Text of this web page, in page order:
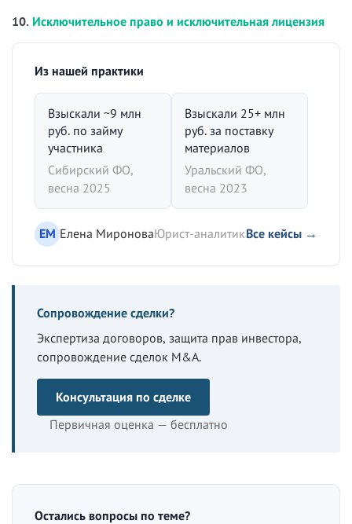
10. Исключительное право и исключительная лицензия
Из нашей практики
Взыскали ~9 млн
руб. по займу
участника
Сибирский ФО,
весна 2025
Взыскали 25+ млн
руб. за поставку
материалов
Уральский ФО,
весна 2023
ЕМ Елена МироноваЮрист-аналитикВсе кейсы →
Сопровождение сделки?
Экспертиза договоров, защита прав инвестора,
сопровождение сделок M&A.
Консультация по сделке
Первичная оценка — бесплатно
Остались вопросы по теме?